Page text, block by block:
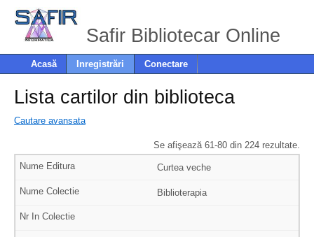
Safir Bibliotecar Online
Acasă Inregistrări Conectare
Lista cartilor din biblioteca
Cautare avansata
Se afişează 61-80 din 224 rezultate.
Curtea veche
Biblioterapia